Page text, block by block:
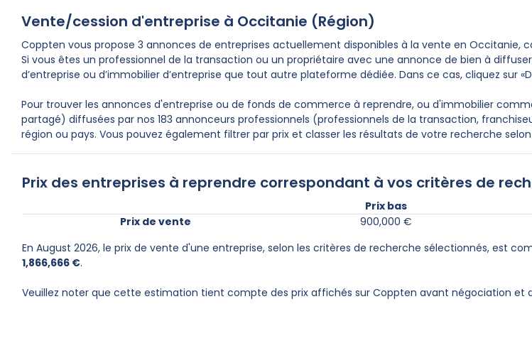
Vente/cession d'entreprise à Occitanie (Région)
Coppten vous propose 3 annonces de entreprises actuellement disponibles à la vente en Occitanie,
Si vous êtes un professionnel de la transaction ou un propriétaire avec une annonce de bien à
d’entreprise ou d’immobilier d’entreprise que tout autre plateforme dédiée. Dans ce cas, cliquez sur
Pour trouver les annonces d'entreprise ou de fonds de commerce à reprendre, ou d'immobilier
partagé) diffusées par nos 183 annonceurs professionnels (professionnels de la transaction,
région ou pays. Vous pouvez également filtrer par prix et classer les résultats de votre recherche
Prix des entreprises à reprendre correspondant à vos critères de
Prix bas
Prix de vente
900,000 €
En August 2026, le prix de vente d'une entreprise, selon les critères de recherche sélectionnés, est
1,866,666 €.
Veuillez noter que cette estimation tient compte des prix affichés sur Coppten avant négociation et